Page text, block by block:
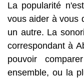
La popularité
vous aider à vous
un autre. La
correspondant à
pouvoir
ensemble, ou la